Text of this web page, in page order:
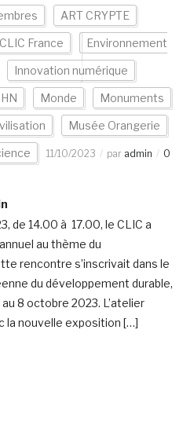
ART CRYPTE
CLIC France Environnement
Innovation numérique
Monde Monuments
Musée Orangerie
11/10/2023 par admin
0
de 14.00 à 17.00, le CLIC a
au thème du
rencontre s’inscrivait dans le
du développement durable,
8 octobre 2023. L’atelier
la nouvelle exposition […]